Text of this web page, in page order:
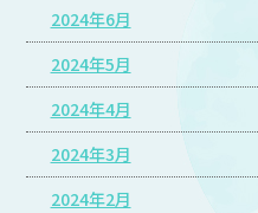
2024年6月
2024年5月
2024年4月
2024年3月
2024年2月